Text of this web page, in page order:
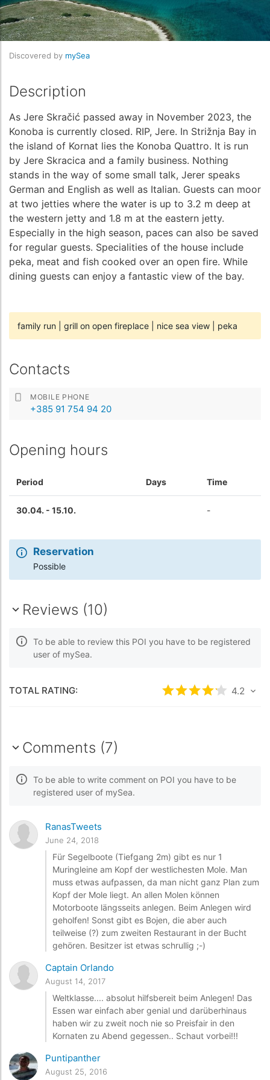
Discovered by mySea
Description
As Jere Skračić passed away in November 2023, the
Konoba is currently closed. RIP, Jere. In Strižnja Bay in
the island of Kornat lies the Konoba Quattro. It is run
by Jere Skracica and a family business. Nothing
stands in the way of some small talk, Jerer speaks
German and English as well as Italian. Guests can moor
at two jetties where the water is up to 3.2 m deep at
the western jetty and 1.8 m at the eastern jetty.
Especially in the high season, paces can also be saved
for regular guests. Specialities of the house include
peka, meat and fish cooked over an open fire. While
dining guests can enjoy a fantastic view of the bay.
family run grill on open fireplace nice sea view peka
Contacts
MOBILE PHONE
+385 91 754 94 20
Opening hours
Period Days Time
30.04. - 15.10. -
Reservation
Possible
Reviews (10)
To be able to review this POI you have to be registered
user of mySea.
TOTAL RATING: Rated4.2/54.2
Comments (7)
To be able to write comment on POI you have to be
registered user of mySea.
RanasTweets
June 24, 2018
Für Segelboote (Tiefgang 2m) gibt es nur 1
Muringleine am Kopf der westlichesten Mole. Man
muss etwas aufpassen, da man nicht ganz Plan zum
Kopf der Mole liegt. An allen Molen können
Motorboote längsseits anlegen. Beim Anlegen wird
geholfen! Sonst gibt es Bojen, die aber auch
teilweise (?) zum zweiten Restaurant in der Bucht
gehören. Besitzer ist etwas schrullig ;-)
Captain Orlando
August 14, 2017
Weltklasse.... absolut hilfsbereit beim Anlegen! Das
Essen war einfach aber genial und darüberhinaus
haben wir zu zweit noch nie so Preisfair in den
Kornaten zu Abend gegessen.. Schaut vorbei!!!
Puntipanther
August 25, 2016